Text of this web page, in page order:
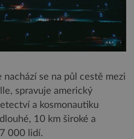
nachází se na půl cestě mezi
spravuje americký
a kosmonautiku
10 km široké a
000 lidí.